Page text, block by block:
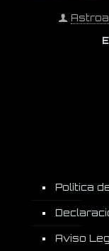
Política
Aviso